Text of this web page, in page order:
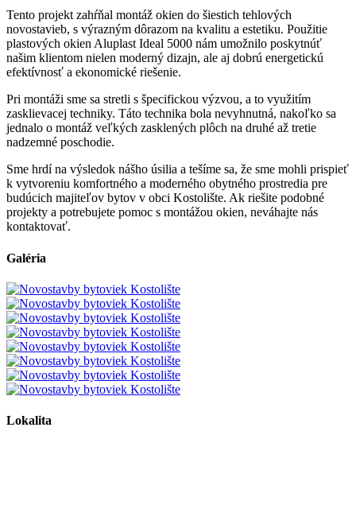
Tento projekt zahŕňal montáž okien do šiestich tehlových
novostavieb, s výrazným dôrazom na kvalitu a estetiku. Použitie
plastových okien Aluplast Ideal 5000 nám umožnilo poskytnúť
našim klientom nielen moderný dizajn, ale aj dobrú energetickú
efektívnosť a ekonomické riešenie.
Pri montáži sme sa stretli s špecifickou výzvou, a to využitím
zasklievacej techniky. Táto technika bola nevyhnutná, nakoľko sa
jednalo o montáž veľkých zasklených plôch na druhé až tretie
nadzemné poschodie.
Sme hrdí na výsledok nášho úsilia a tešíme sa, že sme mohli prispieť
k vytvoreniu komfortného a moderného obytného prostredia pre
budúcich majiteľov bytov v obci Kostolište. Ak riešite podobné
projekty a potrebujete pomoc s montážou okien, neváhajte nás
kontaktovať.
Galéria
Lokalita